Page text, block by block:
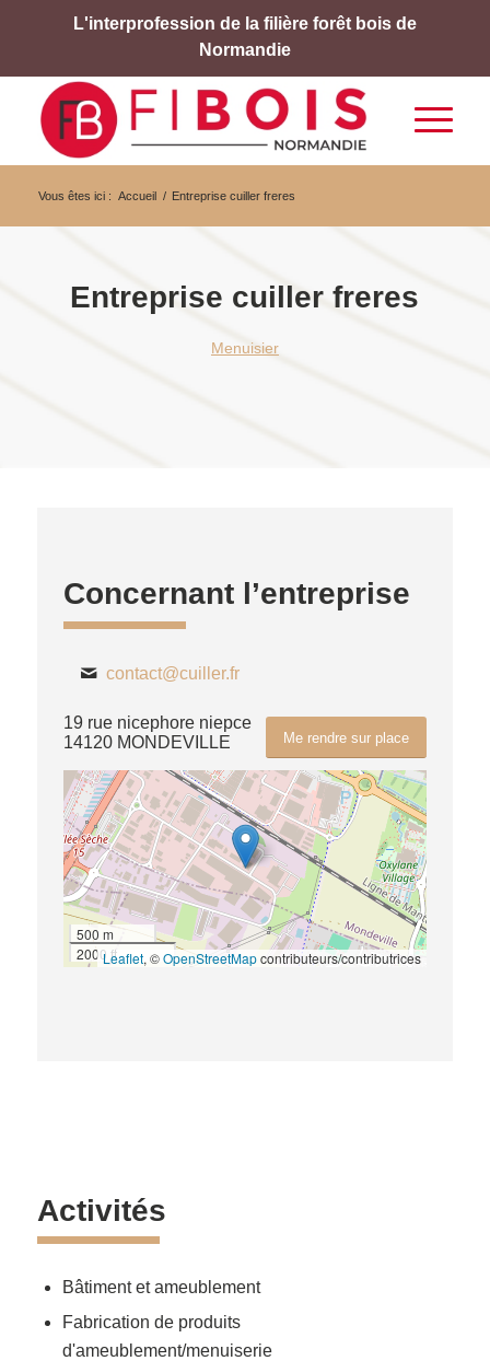
L'interprofession de la filière forêt bois de
Normandie
Vous êtes ici : Accueil / Entreprise cuiller freres
Entreprise cuiller freres
Menuisier
Concernant l’entreprise
contact@cuiller.fr
Me rendre sur place
19 rue nicephore niepce
14120 MONDEVILLE
500 m
2000 ftLeaflet, ©OpenStreetMapcontributeurs/contributrices
Activités
Bâtiment et ameublement
Fabrication de produits
d'ameublement/menuiserie